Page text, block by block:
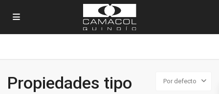
Por defecto
Propiedades tipo